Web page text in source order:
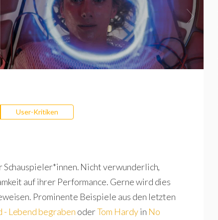
User-Kritiken
Nicht verwunderlich,
auf ihrer Performance. Gerne wird dies
Prominente Beispiele aus den letzten
- Lebend begraben oderTom Hardyin No